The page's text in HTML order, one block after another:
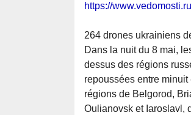
https://
264 drones ukrainiens
Dans la nuit du 8 mai,
dessus des régions
repoussées entre
régions de Belgorod,
Oulianovsk et Iaroslavl,